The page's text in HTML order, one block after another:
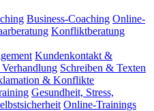
Business-Coaching Online-
Konfliktberatung
Kundenkontakt &
Schreiben & Texten
& Konflikte
Gesundheit, Stress,
Online-Trainings